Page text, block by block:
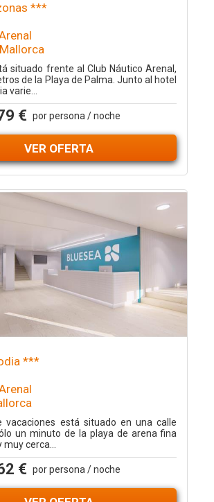
***
situado frente al Club Náutico Arenal,
de la Playa de Palma. Junto al hotel
varie...
€ por persona / noche
VER OFERTA
***
vacaciones está situado en una calle
un minuto de la playa de arena fina
cerca...
€ por persona / noche